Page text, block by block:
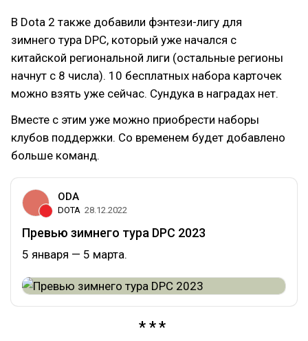
В Dota 2 также добавили фэнтези-лигу для
зимнего тура DPC, который уже начался с
китайской региональной лиги (остальные регионы
начнут с 8 числа). 10 бесплатных набора карточек
можно взять уже сейчас. Сундука в наградах нет.
Вместе с этим уже можно приобрести наборы
клубов поддержки. Со временем будет добавлено
больше команд.
ODA
DOTA 28.12.2022
Превью зимнего тура DPC 2023
5 января — 5 марта.